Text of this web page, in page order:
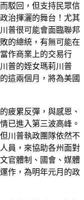
駁回，但支持民眾信
治揮灑的舞台！尤其
普很可能會面臨聯邦
的總統，有無可能在
作商業上的交易行
普的姪女瑪莉川普
這兩個月，將為美國
疲累反彈，與感恩、
已進入第三波高峰。
川普執政團隊依然不
員，來協助各州面對
官體制、國會、媒體
作，為明年元月的政